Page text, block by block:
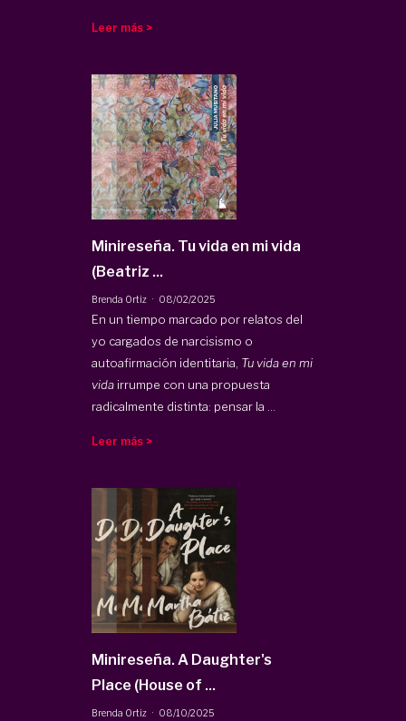
Leer más >
Minireseña. Tu vida en mi vida
(Beatriz ...
Brenda Ortiz · 08/02/2025
En un tiempo marcado por relatos del
yo cargados de narcisismo o
autoafirmación identitaria, Tu vida en mi
vida irrumpe con una propuesta
radicalmente distinta: pensar la ...
Leer más >
Minireseña. A Daughter's
Place (House of ...
Brenda Ortiz · 08/10/2025